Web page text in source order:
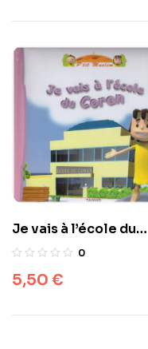
Je vais à l’école du
Coran
0
5,50 €